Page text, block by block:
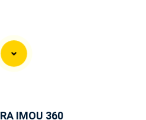
câu giới thiệu cho Camera wifi
tiện lợi và an ninh với Camera
lúc mọi nơi với Camera wifi
IMOU 360